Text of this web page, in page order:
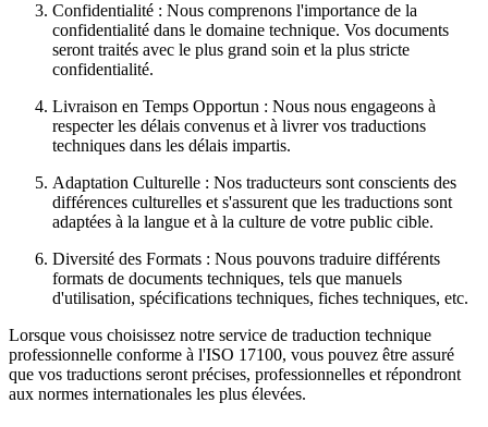
Confidentialité : Nous comprenons l'importance de la
confidentialité dans le domaine technique. Vos documents
seront traités avec le plus grand soin et la plus stricte
confidentialité.
Livraison en Temps Opportun : Nous nous engageons à
respecter les délais convenus et à livrer vos traductions
techniques dans les délais impartis.
Adaptation Culturelle : Nos traducteurs sont conscients des
différences culturelles et s'assurent que les traductions sont
adaptées à la langue et à la culture de votre public cible.
Diversité des Formats : Nous pouvons traduire différents
formats de documents techniques, tels que manuels
d'utilisation, spécifications techniques, fiches techniques, etc.
Lorsque vous choisissez notre service de traduction technique
professionnelle conforme à l'ISO 17100, vous pouvez être assuré
que vos traductions seront précises, professionnelles et répondront
aux normes internationales les plus élevées.